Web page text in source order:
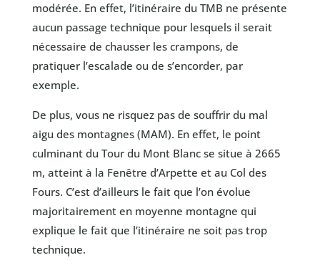
modérée. En effet, l’itinéraire du TMB ne présente
aucun passage technique pour lesquels il serait
nécessaire de chausser les crampons, de
pratiquer l’escalade ou de s’encorder, par
exemple.
De plus, vous ne risquez pas de souffrir du mal
aigu des montagnes (MAM). En effet, le point
culminant du Tour du Mont Blanc se situe à 2665
m, atteint à la Fenêtre d’Arpette et au Col des
Fours. C’est d’ailleurs le fait que l’on évolue
majoritairement en moyenne montagne qui
explique le fait que l’itinéraire ne soit pas trop
technique.